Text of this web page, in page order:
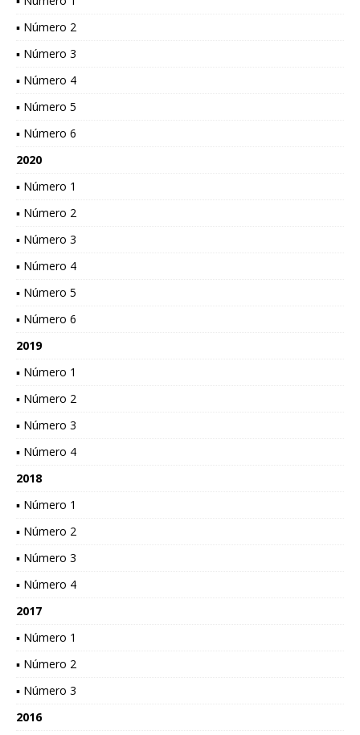
▪ Número 2
▪ Número 3
▪ Número 4
▪ Número 5
▪ Número 6
2020
▪ Número 1
▪ Número 2
▪ Número 3
▪ Número 4
▪ Número 5
▪ Número 6
2019
▪ Número 1
▪ Número 2
▪ Número 3
▪ Número 4
2018
▪ Número 1
▪ Número 2
▪ Número 3
▪ Número 4
2017
▪ Número 1
▪ Número 2
▪ Número 3
2016